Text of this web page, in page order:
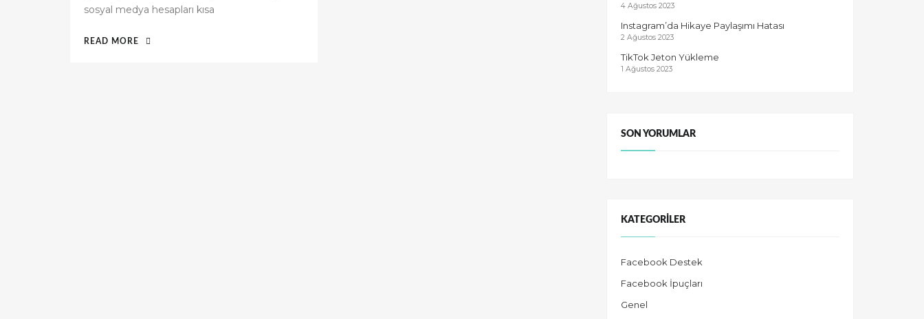
d
n
sosyal medya hesapları kısa
READ MORE
4 Ağustos 2023
Instagram’da Hikaye Paylaşımı Hatası
2 Ağustos 2023
TikTok Jeton Yükleme
1 Ağustos 2023
SON YORUMLAR
KATEGORILER
Facebook Destek
Facebook İpuçları
Genel